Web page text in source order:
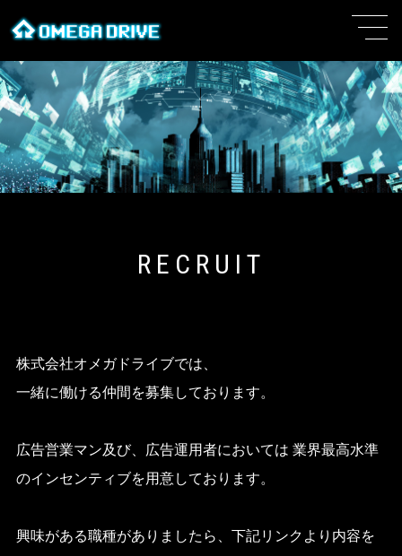
RECRUIT
株式会社オメガドライブでは、
一緒に働ける仲間を募集しております。
広告営業マン及び、広告運用者においては 業界最高水準
のインセンティブを用意しております。
興味がある職種がありましたら、下記リンクより内容を